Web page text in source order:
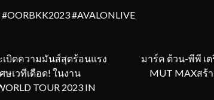
#AVALONLIVE
เบิดความมันส์สุดร้อนแรง
ศษเวทีเดือด! ในงาน
TOUR 2023 IN
มาร์ค ต้วน-พีพี เ
MUT MAXสร้